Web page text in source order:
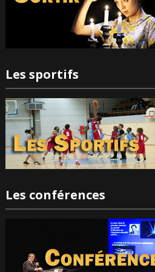
Les sportifs
Les conférences